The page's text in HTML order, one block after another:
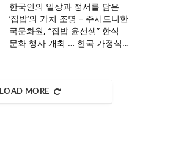
한국인의 일상과 정서를 담은
‘집밥’의 가치 조명 – 주시드니한
국문화원, “집밥 윤선생” 한식
문화 행사 개최 … 한국 가정식
LOAD MORE